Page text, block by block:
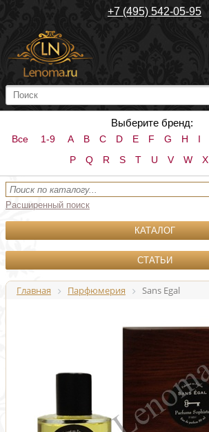
+7 (495) 542-05-95
Выберите бренд:
Все 1-9 A B C D E F G H I
P
Q R S T U V W X
Расширенный поиск
КАТАЛОГ
СТАТЬИ
Главная Парфюмерия Sans Egal